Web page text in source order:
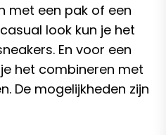
met een pak of een
look kun je het
En voor een
het combineren met
De mogelijkheden zijn